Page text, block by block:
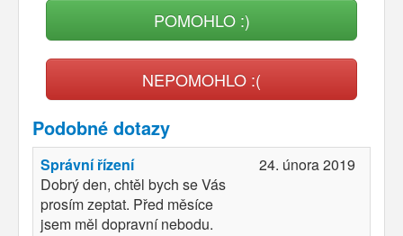
POMOHLO :)
NEPOMOHLO :(
Podobné dotazy
Správní řízení
Dobrý den, chtěl bych se Vás
prosím zeptat. Před měsíce
jsem měl dopravní nebodu.
24. února 2019